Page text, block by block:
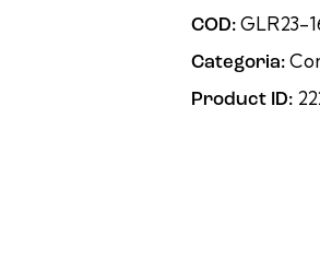
COD: GLR23-
Categoria:
Product ID: